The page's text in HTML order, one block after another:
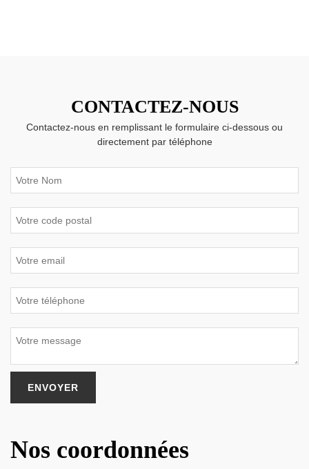
CONTACTEZ-NOUS
Contactez-nous en remplissant le formulaire ci-dessous ou
directement par téléphone
Nos coordonnées